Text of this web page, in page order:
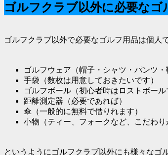
ゴルフクラブ以外に必要なゴ
ゴルフクラブ以外で必要なゴルフ用品は個人
ゴルフウェア（帽子・シャツ・パンツ・
手袋（数枚は用意しておきたいです）
ゴルフボール（初心者時はロストボール
距離測定器（必要であれば）
傘（一般的に無料で借りれます）
小物（ティー、フォークなど、こだわり
というようにゴルフクラブ以外にも様々なゴ